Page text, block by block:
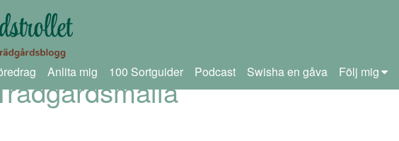
Anlita mig 100 Sortguider Podcast Swisha en gåva Följ mig